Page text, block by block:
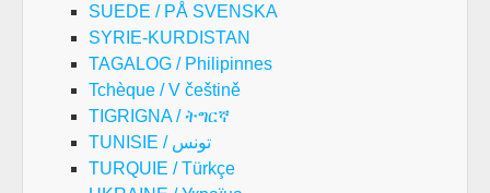
SUEDE / PÅ SVENSKA
SYRIE-KURDISTAN
TAGALOG / Philipinnes
Tchèque / V češtině
TIGRIGNA / ትግርኛ
TUNISIE / تونس
TURQUIE / Türkçe